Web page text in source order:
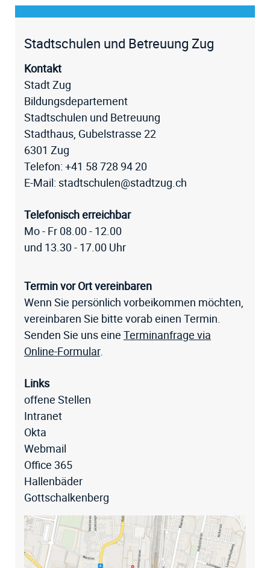
Stadtschulen und Betreuung Zug
Kontakt
Stadt Zug
Bildungsdepartement
Stadtschulen und Betreuung
Stadthaus, Gubelstrasse 22
6301 Zug
Telefon: +41 58 728 94 20
E-Mail: stadtschulen@stadtzug.ch
Telefonisch erreichbar
Mo - Fr 08.00 - 12.00
und 13.30 - 17.00 Uhr
Termin vor Ort vereinbaren
Wenn Sie persönlich vorbeikommen möchten,
vereinbaren Sie bitte vorab einen Termin.
Senden Sie uns eine Terminanfrage via
Online-Formular.
Links
offene Stellen
Intranet
Okta
Webmail
Office 365
Hallenbäder
Gottschalkenberg